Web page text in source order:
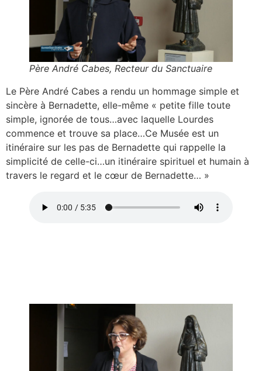
Père André Cabes, Recteur du Sanctuaire
Le Père André Cabes a rendu un hommage simple et
sincère à Bernadette, elle-même « petite fille toute
simple, ignorée de tous…avec laquelle Lourdes
commence et trouve sa place…Ce Musée est un
itinéraire sur les pas de Bernadette qui rappelle la
simplicité de celle-ci…un itinéraire spirituel et humain à
travers le regard et le cœur de Bernadette… »